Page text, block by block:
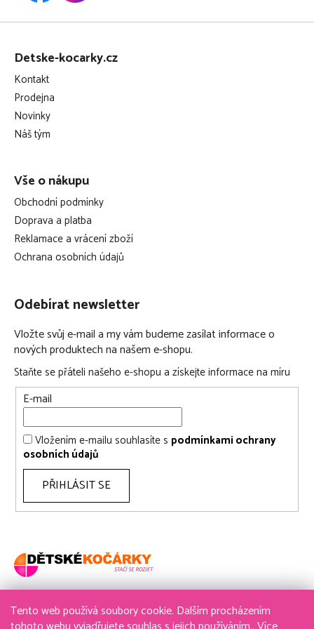
Tento web používá soubory cookie. Dalším procházením
Maximální hmotnost a věk dítěte pro které je kočárek určen: 22
kg nebo 4 roky, podle toho, co nastane dříve.
Z
Detske-kocarky.cz
Kontakt
Prodejna
Novinky
Náš tým
Vše o nákupu
Obchodní podmínky
Doprava a platba
Reklamace a vrácení zboží
Ochrana osobních údajů
Odebírat newsletter
Vložte svůj e-mail a my vám budeme zasílat informace o
nových produktech na našem e-shopu.
Staňte se přáteli našeho e-shopu a získejte informace na míru
E-mail
Vložením e-mailu souhlasíte s podmínkami ochrany
osobních údajů
PŘIHLÁSIT SE
736 611 204